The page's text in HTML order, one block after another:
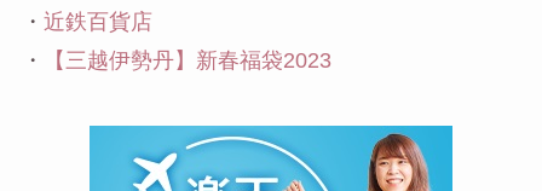
・ 近鉄百貨店
・
【三越伊勢丹】新春福袋2023